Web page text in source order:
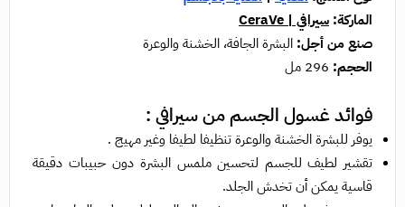
الماركة: سيرافي | CeraVe
صنع من أجل: البشرة الجافة، الخشنة والوعرة
الحجم: 296 مل
فوائد غسول الجسم من سيرافي :
يوفر للبشرة الخشنة والوعرة تنظيفا لطيفا وغير مهيج .
تقشير لطيف للجسم لتحسين ملمس البشرة دون حبيبات دقيقة
قاسية يمكن أن تخدش الجلد.